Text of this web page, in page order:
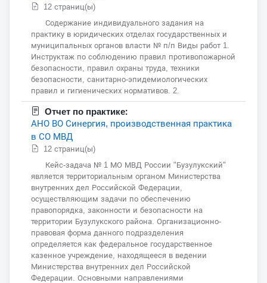
12 страниц(ы)
Содержание индивидуального задания на
практику в юридических отделах государственных и
муниципальных органов власти № п/п Виды работ 1.
Инструктаж по соблюдению правил противопожарной
безопасности, правил охраны труда, техники
безопасности, санитарно-эпидемиологических
правил и гигиенических нормативов. 2.
Отчет по практике:
АНО ВО Синергия, производственная практика
в СО МВД
12 страниц(ы)
Кейс-задача № 1 МО МВД России "Бузулукский"
является территориальным органом Министерства
внутренних дел Российской Федерации,
осуществляющим задачи по обеспечению
правопорядка, законности и безопасности на
территории Бузулукского района. Организационно-
правовая форма данного подразделения
определяется как федеральное государственное
казенное учреждение, находящееся в ведении
Министерства внутренних дел Российской
Федерации. Основными направлениями